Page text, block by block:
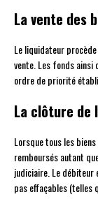
La vente des
Le liquidateur
vente. Les fonds
ordre de priorité
La clôture de
Lorsque tous les
remboursés autant
judiciaire. Le
pas effaçables (telles